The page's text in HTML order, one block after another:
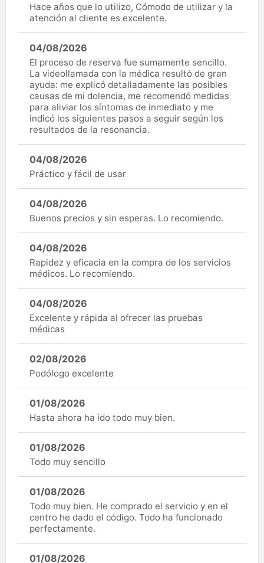
Hace años que lo utilizo, Cómodo de utilizar y la
atención al cliente es excelente.
04/08/2026
El proceso de reserva fue sumamente sencillo.
La videollamada con la médica resultó de gran
ayuda: me explicó detalladamente las posibles
causas de mi dolencia, me recomendó medidas
para aliviar los síntomas de inmediato y me
indicó los siguientes pasos a seguir según los
resultados de la resonancia.
04/08/2026
Práctico y fácil de usar
04/08/2026
Buenos precios y sin esperas. Lo recomiendo.
04/08/2026
Rapidez y eficacia en la compra de los servicios
médicos. Lo recomiendo.
04/08/2026
Excelente y rápida al ofrecer las pruebas
médicas
02/08/2026
Podólogo excelente
01/08/2026
Hasta ahora ha ido todo muy bien.
01/08/2026
Todo muy sencillo
01/08/2026
Todo muy bien. He comprado el servicio y en el
centro he dado el código. Todo ha funcionado
perfectamente.
01/08/2026